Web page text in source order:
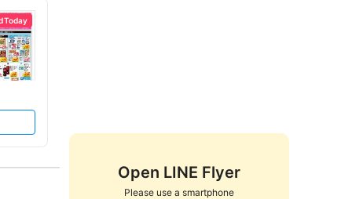
Today
Open LINE Flyer
Please use a smartphone